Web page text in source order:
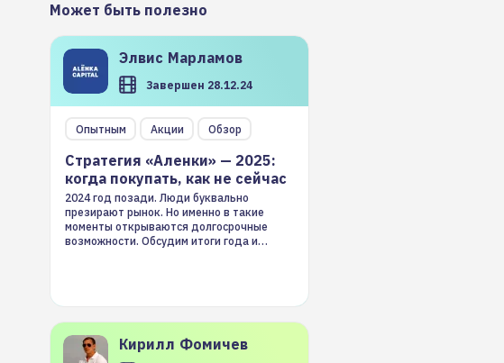
Может быть полезно
Элвис Марламов
Завершен 28.12.24
Опытным Акции Обзор
Стратегия «Аленки» — 2025:
когда покупать, как не сейчас
2024 год позади. Люди буквально
презирают рынок. Но именно в такие
моменты открываются долгосрочные
возможности. Обсудим итоги года и
Кирилл Фомичев